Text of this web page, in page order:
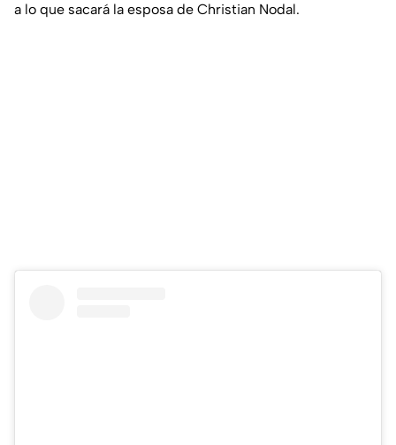
a lo que sacará la esposa de Christian Nodal.